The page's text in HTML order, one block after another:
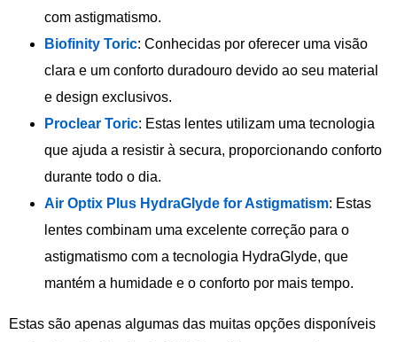
com astigmatismo.
Biofinity Toric: Conhecidas por oferecer uma visão
clara e um conforto duradouro devido ao seu material
e design exclusivos.
Proclear Toric: Estas lentes utilizam uma tecnologia
que ajuda a resistir à secura, proporcionando conforto
durante todo o dia.
Air Optix Plus HydraGlyde for Astigmatism: Estas
lentes combinam uma excelente correção para o
astigmatismo com a tecnologia HydraGlyde, que
mantém a humidade e o conforto por mais tempo.
Estas são apenas algumas das muitas opções disponíveis